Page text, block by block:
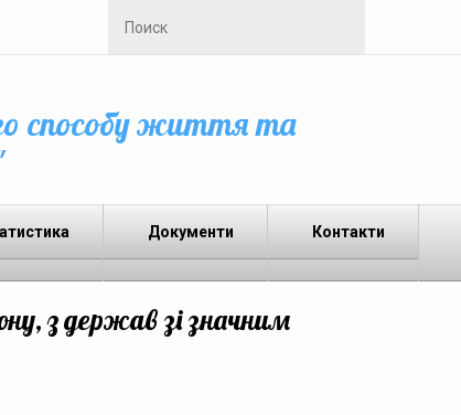
способу життя та
Документи Контакти
з держав зі значним